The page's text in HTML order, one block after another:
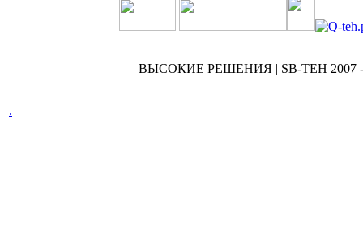
ВЫСОКИЕ РЕШЕНИЯ | SB-TEH 2007 -
.